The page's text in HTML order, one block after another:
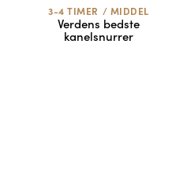
3-4 TIMER / MIDDEL
Verdens bedste
kanelsnurrer